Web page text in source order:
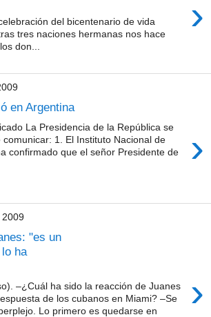
›
del bicentenario de vida
tres naciones hermanas nos hace
don...
en Argentina
›
La Presidencia de la República se
comunicar: 1. El Instituto Nacional de
confirmado que el señor Presidente de
2009
"es un
ha
›
–¿Cuál ha sido la reacción de Juanes
de los cubanos en Miami? –Se
Lo primero es quedarse en